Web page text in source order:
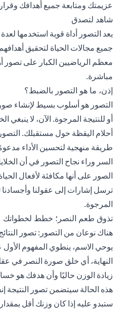
عزيمتك ومتابعة جميع أهدافك
شاهد لتصدق
يعد التصور أداة قوية استخدمها
جميع مجالات الحياة لتحقيق
معظم الرياضيين الكبار على تصور
مباشرة.
إذن، ما هو التصور بالضبط؟
التصور هو أسلوب بسيط لإنشاء
أو للنتيجة المرجوة. الآن، لا ينبغي
أحلام اليقظة حول مستقبلك.
طريقة منهجية لتحسين الأداء
السر وراء نجاح التصور في أن
الصور على أنها مكافئة لأفعال
ترسل إشارات إلى عقولنا وأجسادنا
المرجوة.
تذوق طعم النصر؛ خطط لخطواتك
هناك نوعان من التصور: تصور
يوحي الاسم، ينطوي المفهوم
النهاية، أي خلق صورة النصر في
هذه الحالة سيتضمن تصور النتيجة